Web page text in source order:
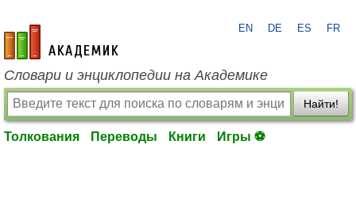
academic.ru
EN DE ES FR
Словари и энциклопедии на Академике
Найти!
Толкования Переводы Книги Игры ⚽